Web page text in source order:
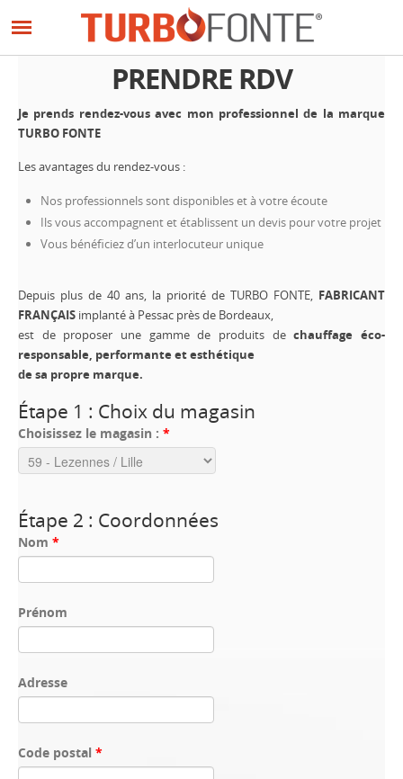
au
PRENDRE RDV
Je prends rendez-vous avec mon professionnel de la marque
TURBO FONTE
Les avantages du rendez-vous :
Nos professionnels sont disponibles et à votre écoute
Ils vous accompagnent et établissent un devis pour votre projet
Vous bénéficiez d’un interlocuteur unique
Depuis plus de 40 ans, la priorité de TURBO FONTE, FABRICANT
FRANÇAIS implanté à Pessac près de Bordeaux,
est de proposer une gamme de produits dechauffage éco-
responsable, performante et esthétique
de sa propre marque.
Étape 1 : Choix du magasin
Choisissez le magasin : *
Étape 2 : Coordonnées
Nom *
Prénom
Adresse
Code postal *
Panneau de gestion des cookies